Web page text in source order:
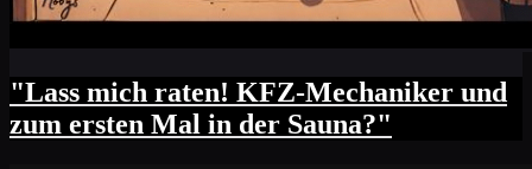
"Lass mich raten! KFZ-Mechaniker und
zum ersten Mal in der Sauna?"